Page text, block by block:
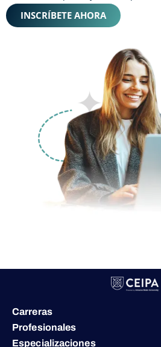
INSCRÍBETE AHORA
Carreras
Profesionales
Especializaciones